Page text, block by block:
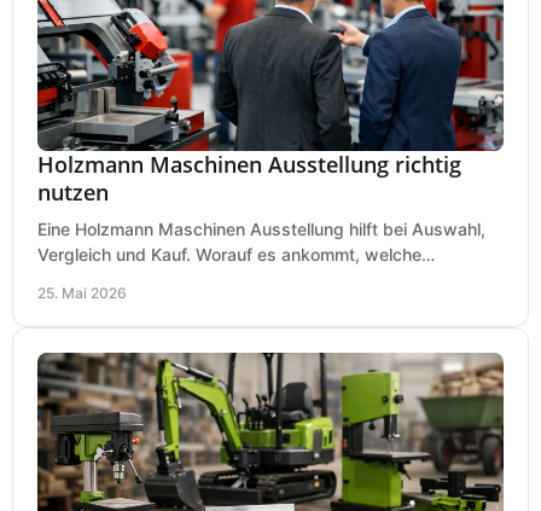
Holzmann Maschinen Ausstellung richtig
nutzen
Eine Holzmann Maschinen Ausstellung hilft bei Auswahl,
Vergleich und Kauf. Worauf es ankommt, welche
25. Mai 2026